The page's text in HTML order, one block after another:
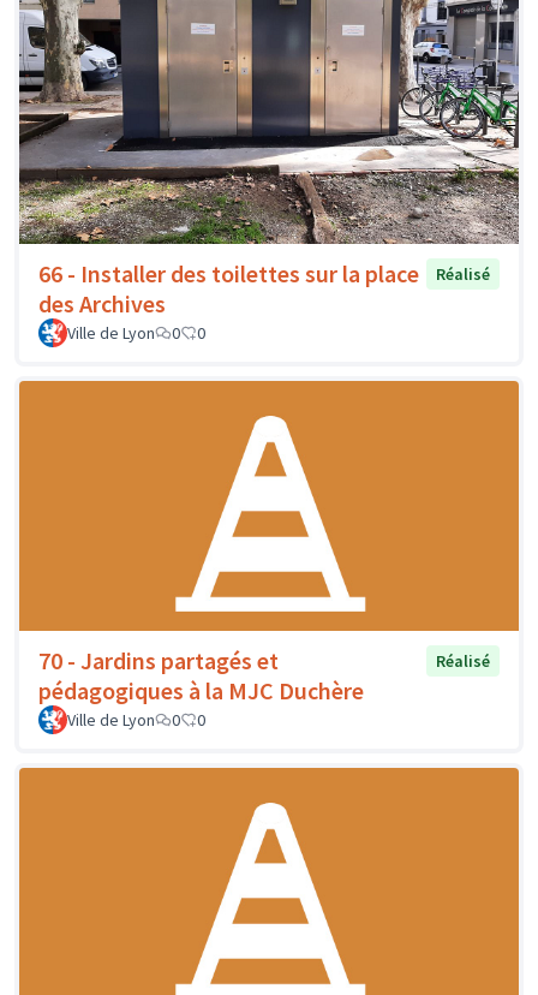
66 - Installer des toilettes sur la place
des Archives
Réalisé
Ville de Lyon 0 0
70 - Jardins partagés et
pédagogiques à la MJC Duchère
Réalisé
Ville de Lyon 0 0